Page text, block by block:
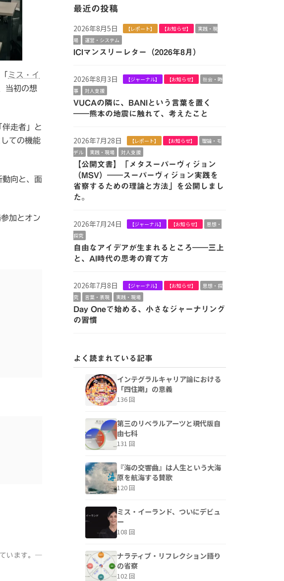
ミス・イ
当初の想
走者」と
ての機能
向と、面
加とオン
います。―
最近の投稿
2026年8月5日 【レポート】 【お知らせ】
実践・現
場
運営・システム
ICIマンスリーレター（2026年8月）
2026年8月3日 【ジャーナル】 【お知らせ】
社会・時
事
対人支援
VUCAの隣に、BANIという言葉を置く
――熊本の地震に触れて、考えたこと
2026年7月28日 【レポート】 【お知らせ】
理論・モ
デル
実践・現場 対人支援
【公開文書】「メタスーパーヴィジョン
（MSV）――スーパーヴィジョン実践を
省察するための理論と方法」を公開しまし
た。
2026年7月24日 【ジャーナル】 【お知らせ】
思想・
探究
自由なアイデアが生まれるところ――三上
と、AI時代の思考の育て方
2026年7月8日 【ジャーナル】 【お知らせ】
思想・探
究
言葉・表現 実践・現場
Day Oneで始める、小さなジャーナリング
の習慣
よく読まれている記事
インテグラルキャリア論における
「四住期」の意義
136 回
第三のリベラルアーツと現代版自
由七科
131 回
『海の交響曲』は人生という大海
原を航海する賛歌
120 回
ミス・イーランド、ついにデビュ
ー
108 回
ナラティブ・リフレクション――語り
の省察
102 回